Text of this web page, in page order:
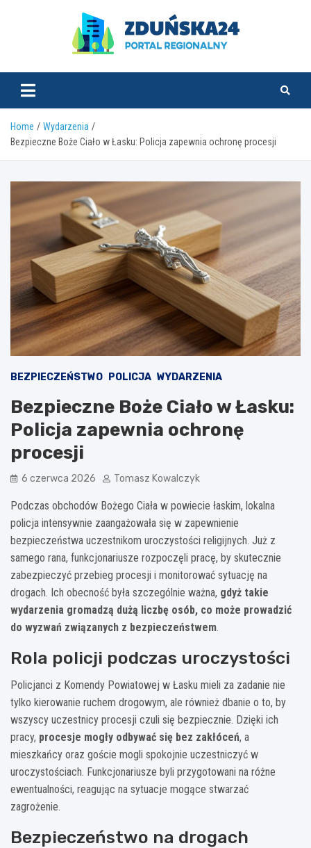
zdunska24.pl
Home
Wydarzenia
Bezpieczne Boże Ciało w Łasku: Policja zapewnia ochronę procesji
BEZPIECZEŃSTWO POLICJA WYDARZENIA
Bezpieczne Boże Ciało w Łasku:
Policja zapewnia ochronę
procesji
6 czerwca 2026 Tomasz Kowalczyk
Podczas obchodów Bożego Ciała w powiecie łaskim, lokalna
policja intensywnie zaangażowała się w zapewnienie
bezpieczeństwa uczestnikom uroczystości religijnych. Już z
samego rana, funkcjonariusze rozpoczęli pracę, by skutecznie
zabezpieczyć przebieg procesji i monitorować sytuację na
drogach. Ich obecność była szczególnie ważna, gdyż takie
wydarzenia gromadzą dużą liczbę osób, co może prowadzić
do wyzwań związanych z bezpieczeństwem.
Rola policji podczas uroczystości
Policjanci z Komendy Powiatowej w Łasku mieli za zadanie nie
tylko kierowanie ruchem drogowym, ale również dbanie o to, by
wszyscy uczestnicy procesji czuli się bezpiecznie. Dzięki ich
pracy, procesje mogły odbywać się bez zakłóceń, a
mieszkańcy oraz goście mogli spokojnie uczestniczyć w
uroczystościach. Funkcjonariusze byli przygotowani na różne
ewentualności, reagując na sytuacje mogące stwarzać
zagrożenie.
Bezpieczeństwo na drogach